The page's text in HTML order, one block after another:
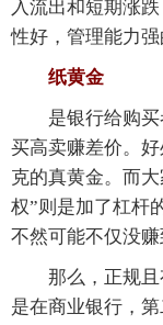
入流出和短期涨
性好，管理能力强
纸黄金
是银行给购买
买高卖赚差价。
克的真黄金。而
权”则是加了杠杆
不然可能不仅没赚
那么，正规且
是在商业银行，